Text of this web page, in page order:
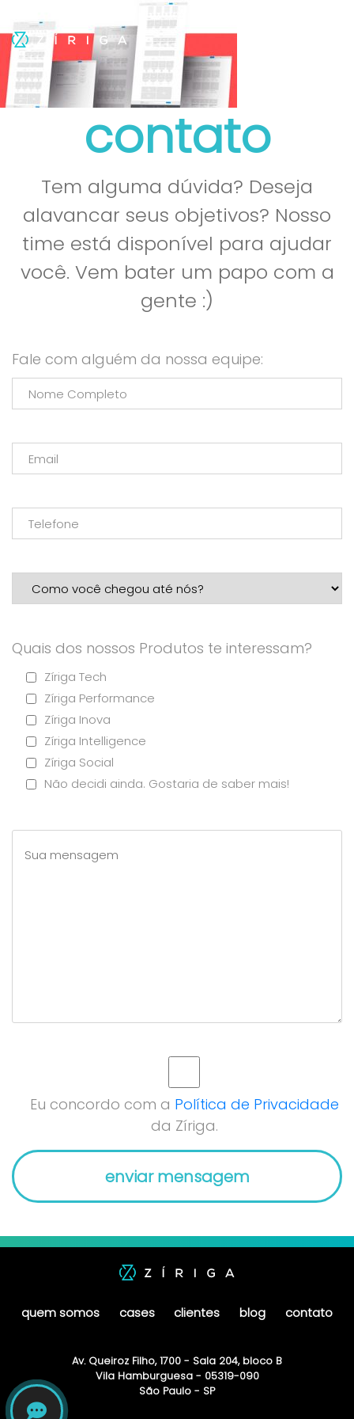
contato
Tem alguma dúvida? Deseja
alavancar seus objetivos? Nosso
time está disponível para ajudar
você. Vem bater um papo com a
gente :)
Fale com alguém da nossa equipe:
Quais dos nossos Produtos te interessam?
Zíriga Tech
Zíriga Performance
Zíriga Inova
Zíriga Intelligence
Zíriga Social
Não decidi ainda. Gostaria de saber mais!
Eu concordo com a Política de Privacidade
da Zíriga.
quem somos cases clientes blog contato
Av. Queiroz Filho, 1700 - Sala 204, bloco B
Vila Hamburguesa - 05319-090
São Paulo - SP